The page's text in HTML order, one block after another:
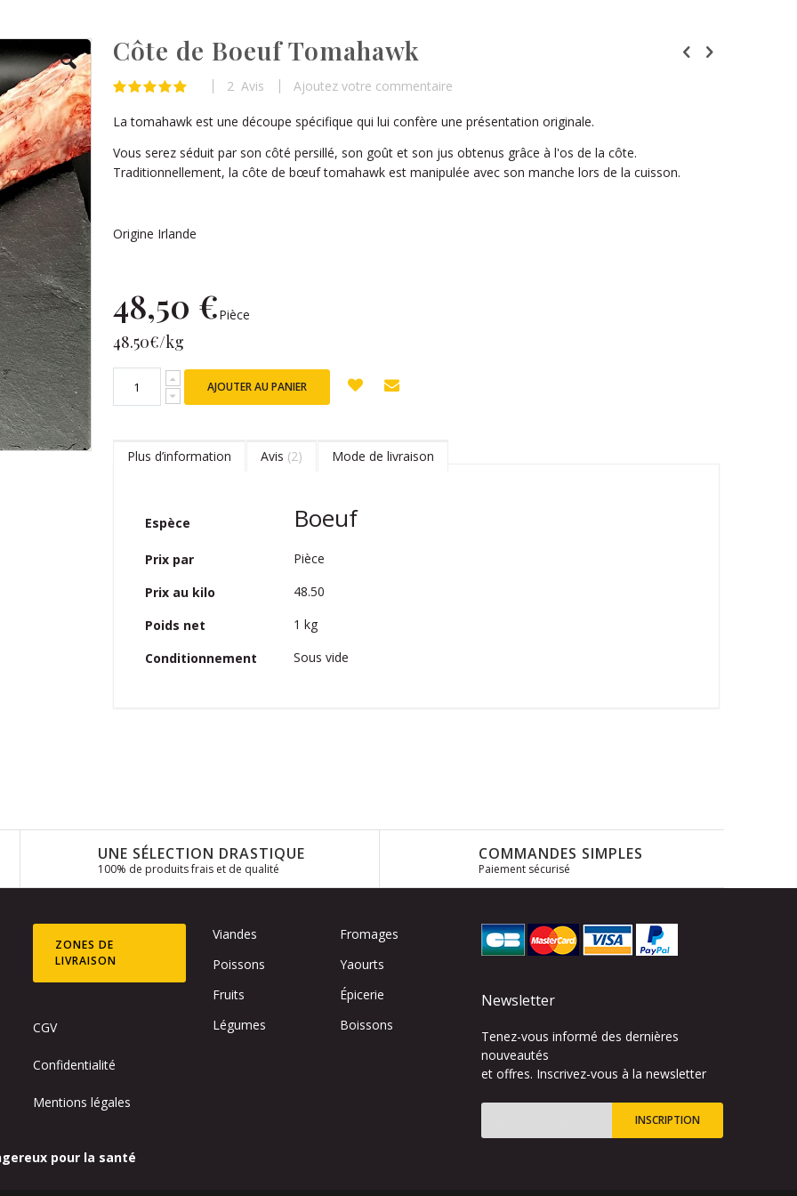
Côte de Boeuf Tomahawk
Évaluation: 2 Avis Ajoutez votre commentaire
La tomahawk est une découpe spécifique qui lui confère une présentation originale.
Vous serez séduit par son côté persillé, son goût et son jus obtenus grâce à l'os de la côte.
Traditionnellement, la côte de bœuf tomahawk est manipulée avec son manche lors de la cuisson.
Origine Irlande
48,50 €Pièce
48.50€/kg
AJOUTER AU PANIER
Plus d’information
d’information
Espèce Boeuf
Prix par
Pièce
Prix au kilo
48.50
Poids net
1 kg
Conditionnement
Sous vide
Avis 2 Mode de livraison
UNE SÉLECTION DRASTIQUE
100% de produits frais et de qualité
COMMANDES SIMPLES
Paiement sécurisé
ZONES DE
LIVRAISON
CGV
Confidentialité
Mentions légales
pour la santé
Viandes
Poissons
Fruits
Légumes
Fromages
Yaourts
Épicerie
Boissons
Newsletter
Tenez-vous informé des dernières
nouveautés
et offres. Inscrivez-vous à la newsletter
INSCRIPTION